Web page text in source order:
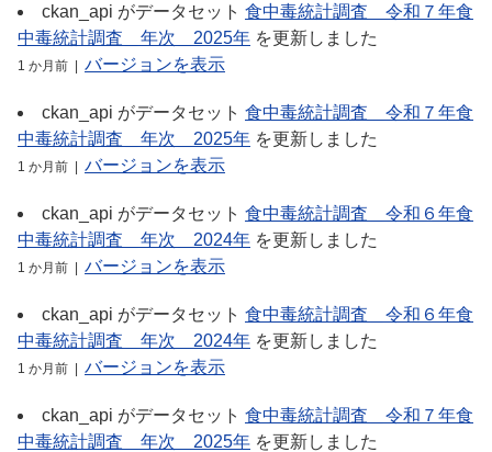
ckan_api がデータセット 食中毒統計調査＿令和７年食
中毒統計調査＿年次＿2025年 を更新しました
1 か月前 | バージョンを表示
ckan_api がデータセット 食中毒統計調査＿令和７年食
中毒統計調査＿年次＿2025年 を更新しました
1 か月前 | バージョンを表示
ckan_api がデータセット 食中毒統計調査＿令和６年食
中毒統計調査＿年次＿2024年 を更新しました
1 か月前 | バージョンを表示
ckan_api がデータセット 食中毒統計調査＿令和６年食
中毒統計調査＿年次＿2024年 を更新しました
1 か月前 | バージョンを表示
ckan_api がデータセット 食中毒統計調査＿令和７年食
中毒統計調査＿年次＿2025年 を更新しました